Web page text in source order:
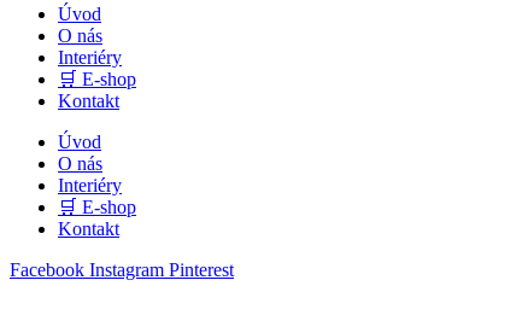
Úvod
O nás
Interiéry
🛒 E-shop
Kontakt
Úvod
O nás
Interiéry
🛒 E-shop
Kontakt
Facebook Instagram Pinterest